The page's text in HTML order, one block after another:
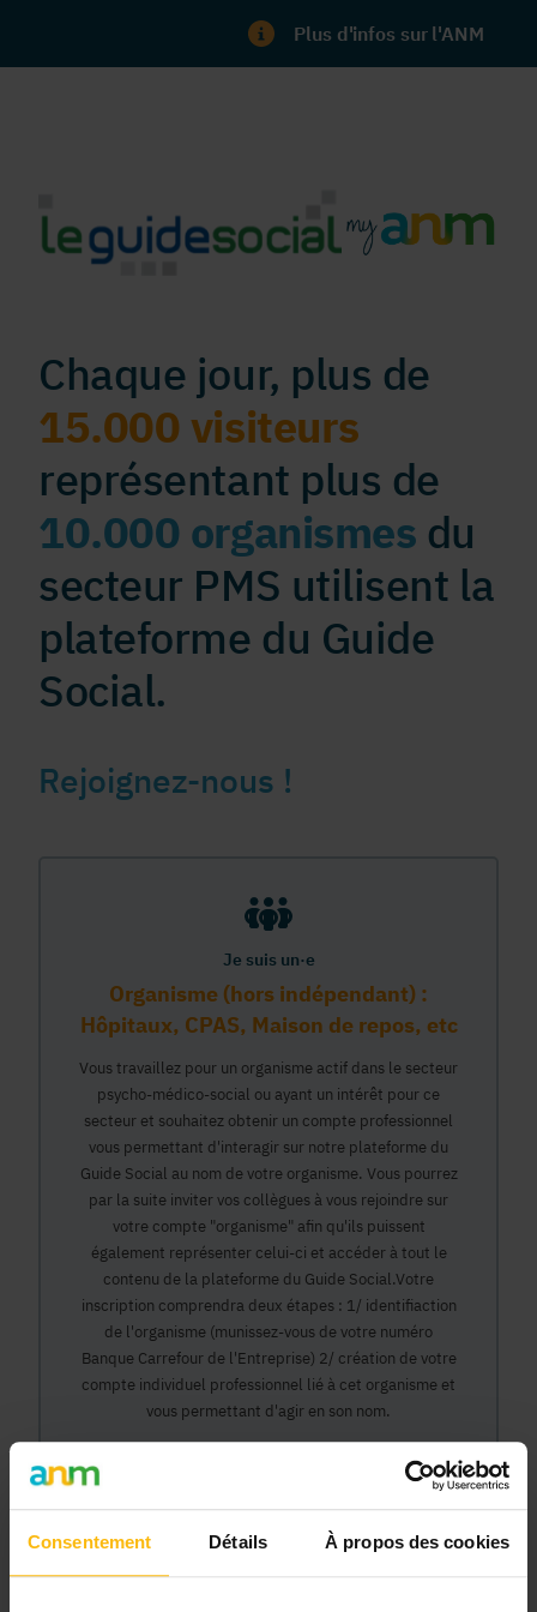
Consentement Détails À propos des cookies
Plus d'infos sur l'ANM
Chaque jour, plus de
15.000 visiteurs
représentant plus de
10.000 organismes du
secteur PMS utilisent la
plateforme du Guide
Social.
Rejoignez-nous !
Je suis un·e
Organisme (hors indépendant) :
Hôpitaux, CPAS, Maison de repos, etc
Vous travaillez pour un organisme actif dans le secteur
psycho-médico-social ou ayant un intérêt pour ce
secteur et souhaitez obtenir un compte professionnel
vous permettant d'interagir sur notre plateforme du
Guide Social au nom de votre organisme. Vous pourrez
par la suite inviter vos collègues à vous rejoindre sur
votre compte "organisme" afin qu'ils puissent
également représenter celui-ci et accéder à tout le
contenu de la plateforme du Guide Social.Votre
inscription comprendra deux étapes : 1/ identifiaction
de l'organisme (munissez-vous de votre numéro
Banque Carrefour de l'Entreprise) 2/ création de votre
compte individuel professionnel lié à cet organisme et
vous permettant d'agir en son nom.